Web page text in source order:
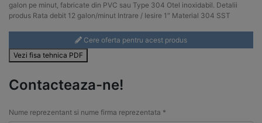
galon pe minut, fabricate din PVC sau Type 304 Otel inoxidabil. Detalii
produs Rata debit 12 galon/minut Intrare / Iesire 1″ Material 304 SST
Cere oferta pentru acest produs
Vezi fisa tehnica PDF
Contacteaza-ne!
Nume reprezentant si nume firma reprezentata *